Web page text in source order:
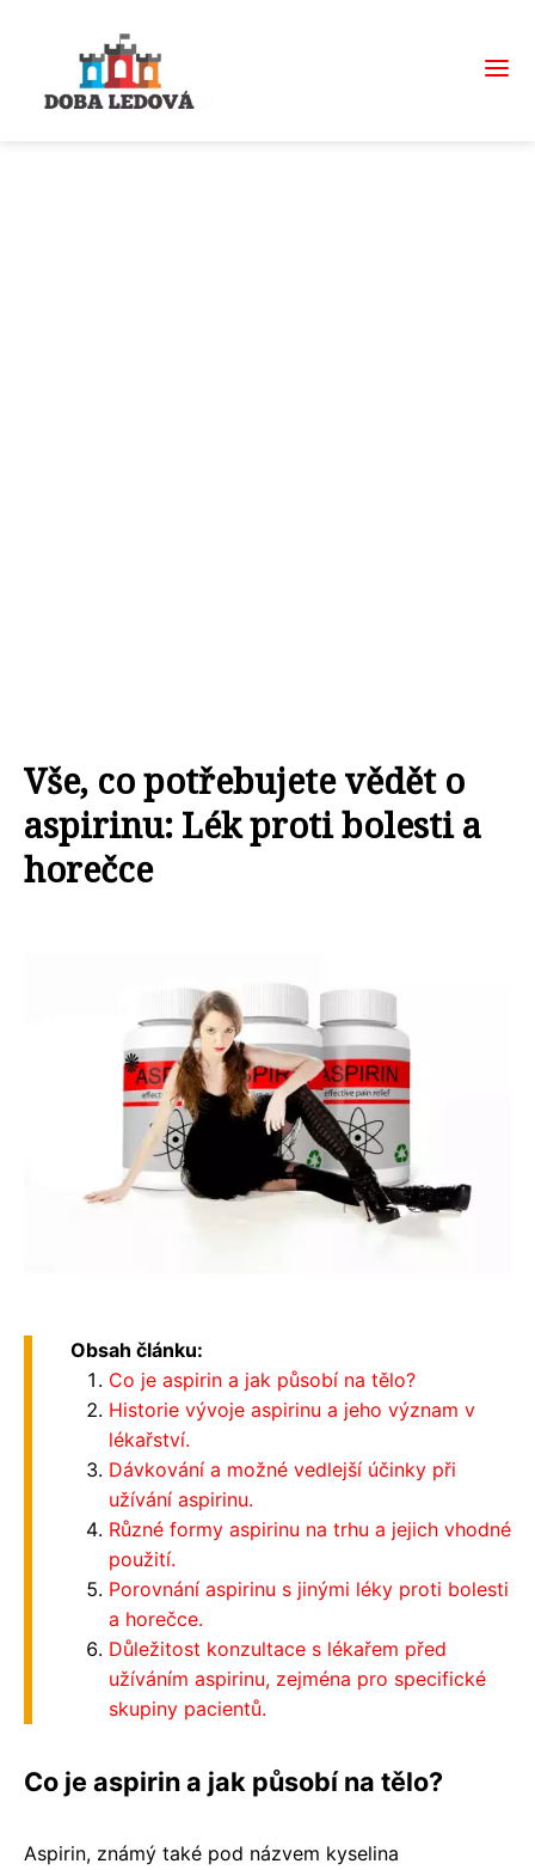
Vše, co potřebujete vědět o
aspirinu: Lék proti bolesti a
horečce
Obsah článku:
Co je aspirin a jak působí na tělo?
Historie vývoje aspirinu a jeho význam v
lékařství.
Dávkování a možné vedlejší účinky při
užívání aspirinu.
Různé formy aspirinu na trhu a jejich vhodné
použití.
Porovnání aspirinu s jinými léky proti bolesti
a horečce.
Důležitost konzultace s lékařem před
užíváním aspirinu, zejména pro specifické
skupiny pacientů.
Co je aspirin a jak působí na tělo?
Aspirin, známý také pod názvem kyselina